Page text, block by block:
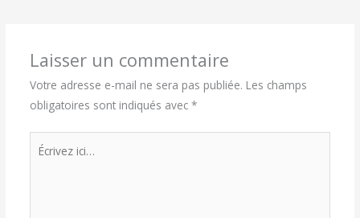
Laisser un commentaire
Votre adresse e-mail ne sera pas publiée. Les champs
obligatoires sont indiqués avec *
Écrivez